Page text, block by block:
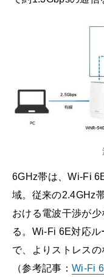
6GHz帯は、Wi-Fi
域。従来の2.4GHz
おける電波干渉が
る。Wi-Fi 6E対応
で、よりストレス
（参考記事： Wi-Fi